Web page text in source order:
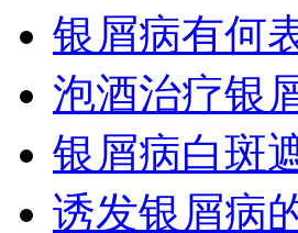
银屑病有何
泡酒治疗银
银屑病白斑
诱发银屑病